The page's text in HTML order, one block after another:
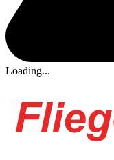
Loading...